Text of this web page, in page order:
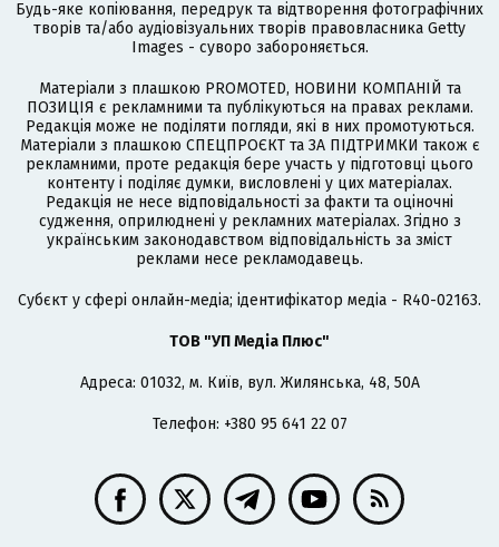
Будь-яке копіювання, передрук та відтворення фотографічних
творів та/або аудіовізуальних творів правовласника Getty
Images - суворо забороняється.
Матеріали з плашкою PROMOTED, НОВИНИ КОМПАНІЙ та
ПОЗИЦІЯ є рекламними та публікуються на правах реклами.
Редакція може не поділяти погляди, які в них промотуються.
Матеріали з плашкою СПЕЦПРОЄКТ та ЗА ПІДТРИМКИ також є
рекламними, проте редакція бере участь у підготовці цього
контенту і поділяє думки, висловлені у цих матеріалах.
Редакція не несе відповідальності за факти та оціночні
судження, оприлюднені у рекламних матеріалах. Згідно з
українським законодавством відповідальність за зміст
реклами несе рекламодавець.
Cубєкт у сфері онлайн-медіа; ідентифікатор медіа - R40-02163.
ТОВ "УП Медіа Плюс"
Адреса: 01032, м. Київ, вул. Жилянська, 48, 50А
Телефон: +380 95 641 22 07